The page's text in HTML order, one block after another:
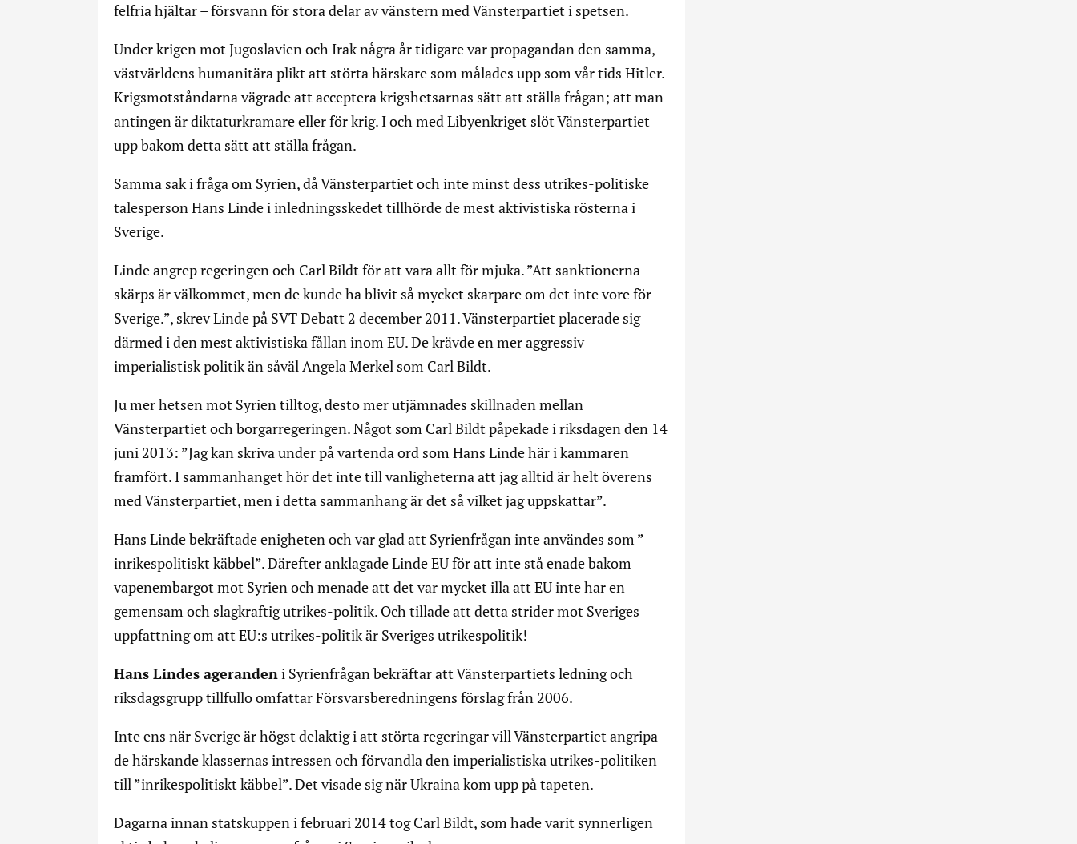
felfria hjältar – försvann för stora delar av vänstern med Vänsterpartiet i spetsen.
Under krigen mot Jugoslavien och Irak några år tidigare var propagandan den samma,
västvärldens humanitära plikt att störta härskare som målades upp som vår tids Hitler.
Krigsmotståndarna vägrade att acceptera krigshetsarnas sätt att ställa frågan; att man
antingen är diktaturkramare eller för krig. I och med Libyenkriget slöt Vänsterpartiet
upp bakom detta sätt att ställa frågan.
Samma sak i fråga om Syrien, då Vänsterpartiet och inte minst dess utrikes-politiske
talesperson Hans Linde i inledningsskedet tillhörde de mest aktivistiska rösterna i
Sverige.
Linde angrep regeringen och Carl Bildt för att vara allt för mjuka. ”Att sanktionerna
skärps är välkommet, men de kunde ha blivit så mycket skarpare om det inte vore för
Sverige.”, skrev Linde på SVT Debatt 2 december 2011. Vänsterpartiet placerade sig
därmed i den mest aktivistiska fållan inom EU. De krävde en mer aggressiv
imperialistisk politik än såväl Angela Merkel som Carl Bildt.
Ju mer hetsen mot Syrien tilltog, desto mer utjämnades skillnaden mellan
Vänsterpartiet och borgarregeringen. Något som Carl Bildt påpekade i riksdagen den 14
juni 2013: ”Jag kan skriva under på vartenda ord som Hans Linde här i kammaren
framfört. I sammanhanget hör det inte till vanligheterna att jag alltid är helt överens
med Vänsterpartiet, men i detta sammanhang är det så vilket jag uppskattar”.
Hans Linde bekräftade enigheten och var glad att Syrienfrågan inte användes som ”
inrikespolitiskt käbbel”. Därefter anklagade Linde EU för att inte stå enade bakom
vapenembargot mot Syrien och menade att det var mycket illa att EU inte har en
gemensam och slagkraftig utrikes-politik. Och tillade att detta strider mot Sveriges
uppfattning om att EU:s utrikes-politik är Sveriges utrikespolitik!
Hans Lindes agerandeni Syrienfrågan bekräftar att Vänsterpartiets ledning och
riksdagsgrupp tillfullo omfattar Försvarsberedningens förslag från 2006.
Inte ens när Sverige är högst delaktig i att störta regeringar vill Vänsterpartiet angripa
de härskande klassernas intressen och förvandla den imperialistiska utrikes-politiken
till ”inrikespolitiskt käbbel”. Det visade sig när Ukraina kom upp på tapeten.
Dagarna innan statskuppen i februari 2014 tog Carl Bildt, som hade varit synnerligen